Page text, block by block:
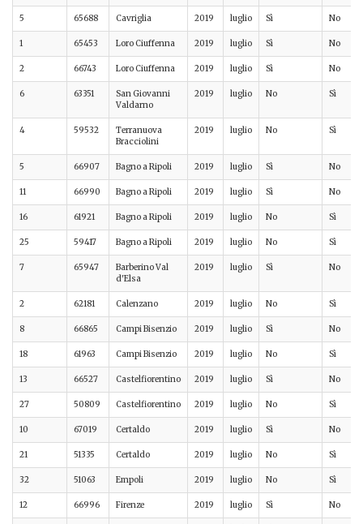
5 65688 Cavriglia 2019 luglio Sì No
1 65453 Loro Ciuffenna 2019 luglio Sì No
2 66743 Loro Ciuffenna 2019 luglio Sì No
6 63351
San Giovanni
Valdarno
2019 luglio No Sì
4 59532
Terranuova
Bracciolini
2019 luglio No Sì
5 66907 Bagno a Ripoli 2019 luglio Sì No
11 66990 Bagno a Ripoli 2019 luglio Sì No
16 61921 Bagno a Ripoli 2019 luglio No Sì
25 59417 Bagno a Ripoli 2019 luglio No Sì
7 65947
Barberino Val
d'Elsa
2019 luglio Sì No
2 62181 Calenzano 2019 luglio No Sì
8 66865 Campi Bisenzio 2019 luglio Sì No
18 61963 Campi Bisenzio 2019 luglio No Sì
13 66527 Castelfiorentino 2019 luglio Sì No
27 50809 Castelfiorentino 2019 luglio No Sì
10 67019 Certaldo 2019 luglio Sì No
21 51335 Certaldo 2019 luglio No Sì
32 51063 Empoli 2019 luglio No Sì
12 66996 Firenze 2019 luglio Sì No